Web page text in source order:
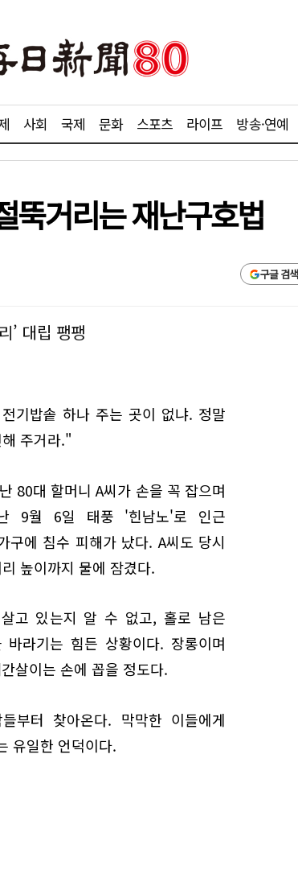
사회 국제 문화 스포츠 라이프 방송·연예
거리는 재난구호법
구글 검
’ 대립 팽팽
기밥솥 하나 주는 곳이 없냐. 정말
주거라."
80대 할머니 A씨가 손을 꼭 잡으며
9월 6일 태풍 '힌남노'로 인근
구에 침수 피해가 났다. A씨도 당시
높이까지 물에 잠겼다.
고 있는지 알 수 없고, 홀로 남은
라기는 힘든 상황이다. 장롱이며
살이는 손에 꼽을 정도다.
부터 찾아온다. 막막한 이들에게
유일한 언덕이다.